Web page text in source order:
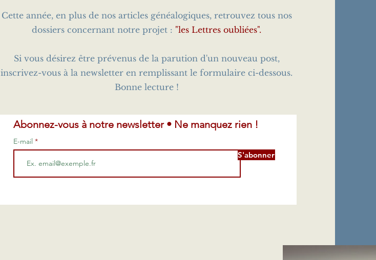
Cette année, en plus de nos articles généalogiques, retrouvez tous nos
dossiers concernant notre projet : "les Lettres oubliées".
Si vous désirez être prévenus de la parution d'un nouveau post,
inscrivez-vous à la newsletter en remplissant le formulaire ci-dessous.
Bonne lecture !
Abonnez-vous à notre newsletter • Ne manquez rien !
E-mail
S'abonner